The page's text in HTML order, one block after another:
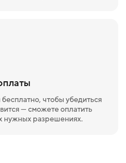
чтобы убедиться
— сможете оплатить
нужных разрешениях.